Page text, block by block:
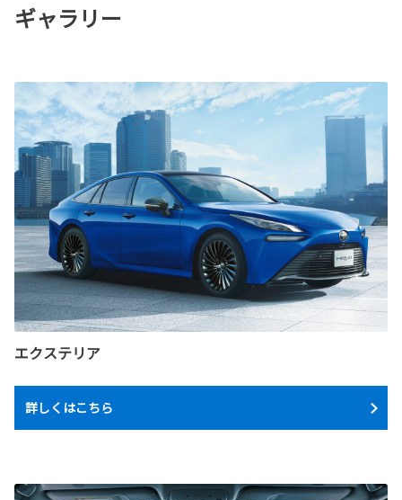
ギャラリー
エクステリア
詳しくはこちら